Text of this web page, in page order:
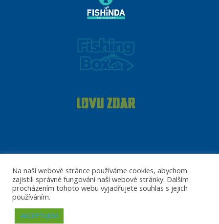
©The Fishing and Hunting Channel 2021
Na naší webové stránce používáme cookies, abychom
zajistili správné fungování naší webové stránky. Dalším
procházením tohoto webu vyjadřujete souhlas s jejich
používáním.
AKCEPTUJEM